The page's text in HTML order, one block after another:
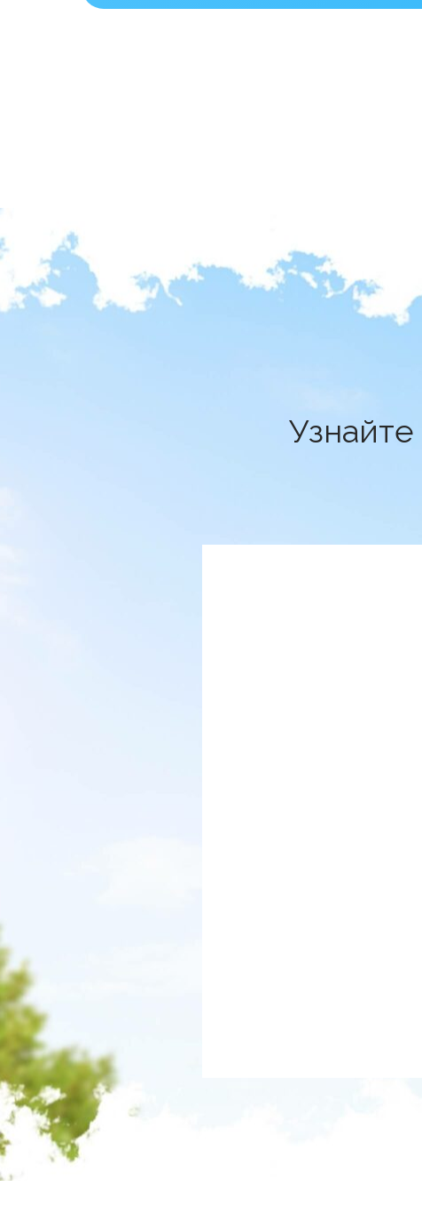
Узнайте